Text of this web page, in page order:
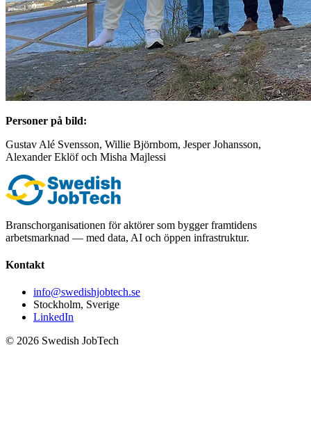
Personer på bild:
Gustav Alé Svensson, Willie Björnbom, Jesper Johansson,
Alexander Eklöf och Misha Majlessi
Branschorganisationen för aktörer som bygger framtidens
arbetsmarknad — med data, AI och öppen infrastruktur.
Kontakt
info@swedishjobtech.se
Stockholm, Sverige
LinkedIn
© 2026 Swedish JobTech